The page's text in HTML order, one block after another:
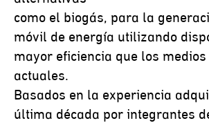
como el biogás, para la
móvil de energía utilizando
mayor eficiencia que los
actuales.
Basados en la experiencia
última década por integrantes